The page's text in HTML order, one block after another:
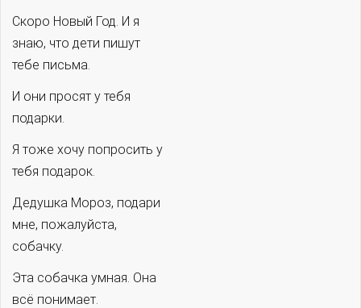
Скоро Новый Год. И я
знаю, что дети пишут
тебе письма.
И они просят у тебя
подарки.
Я тоже хочу попросить у
тебя подарок.
Дедушка Мороз, подари
мне, пожалуйста,
собачку.
Эта собачка умная. Она
всё понимает.